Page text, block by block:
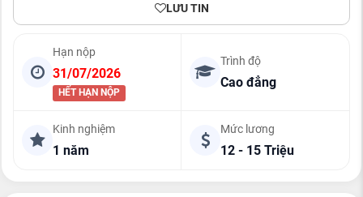
LƯU TIN
Hạn nộp
31/07/2026
HẾT HẠN NỘP
Trình độ
Cao đẳng
Kinh nghiệm
1 năm
Mức lương
12 - 15 Triệu